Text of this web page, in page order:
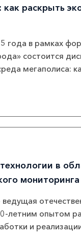
как раскрыть
года в рамках
состоится
мегаполиса:
в
мониторинга
летним опытом
и